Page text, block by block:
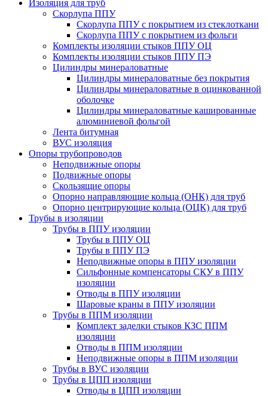
Изоляция для труб
Скорлупа ППУ
Скорлупа ППУ с покрытием из стеклоткани
Скорлупа ППУ с покрытием из фольги
Комплекты изоляции стыков ППУ ОЦ
Комплекты изоляции стыков ППУ ПЭ
Цилиндры минераловатные
Цилиндры минераловатные без покрытия
Цилиндры минераловатные в оцинкованной
оболочке
Цилиндры минераловатные кашированные
алюминиевой фольгой
Лента битумная
ВУС изоляция
Опоры трубопроводов
Неподвижные опоры
Подвижные опоры
Скользящие опоры
Опорно направляющие кольца (ОНК) для труб
Опорно центрирующие кольца (ОЦК) для труб
Трубы в изоляции
Трубы в ППУ изоляции
Трубы в ППУ ОЦ
Трубы в ППУ ПЭ
Неподвижные опоры в ППУ изоляции
Сильфонные компенсаторы СКУ в ППУ
изоляции
Отводы в ППУ изоляции
Шаровые краны в ППУ изоляции
Трубы в ППМ изоляции
Комплект заделки стыков КЗС ППМ
изоляции
Отводы в ППМ изоляции
Неподвижные опоры в ППМ изоляции
Трубы в ВУС изоляции
Трубы в ЦПП изоляции
Отводы в ЦПП изоляции